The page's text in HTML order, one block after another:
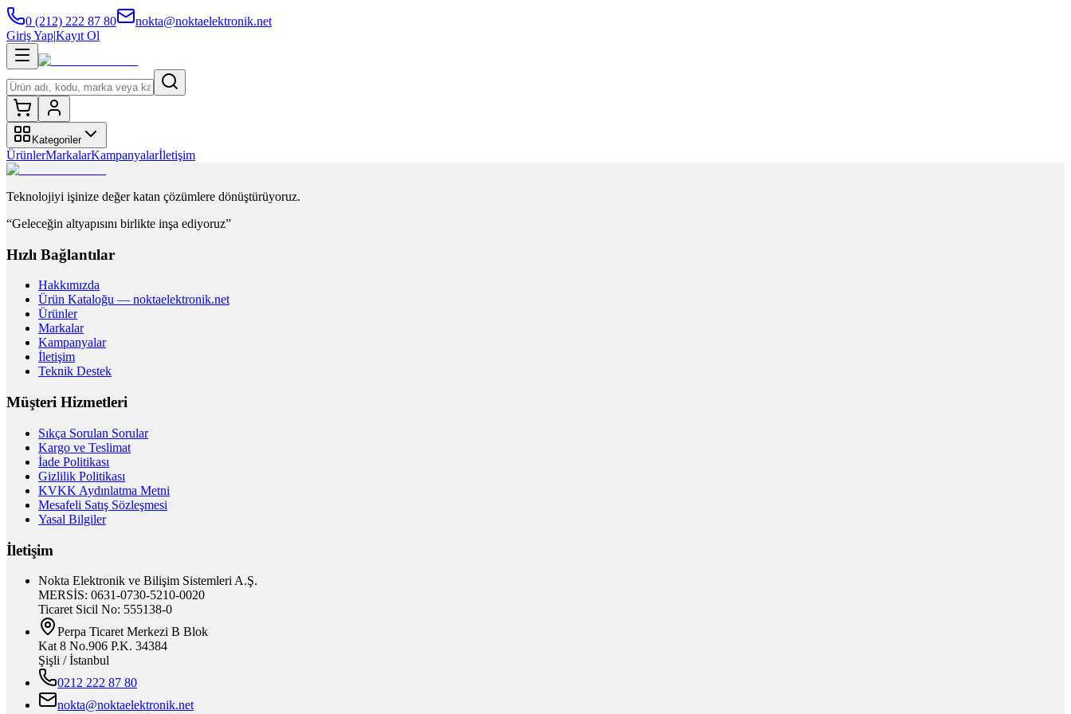
0 (212) 222 87 80
nokta@noktaelektronik.net
Giriş Yap|Kayıt Ol
Kategoriler
ÜrünlerMarkalarKampanyalarİletişim
Teknolojiyi işinize değer katan çözümlere dönüştürüyoruz.
“Geleceğin altyapısını birlikte inşa ediyoruz”
Hızlı Bağlantılar
Hakkımızda
Ürün Kataloğu — noktaelektronik.net
Ürünler
Markalar
Kampanyalar
İletişim
Teknik Destek
Müşteri Hizmetleri
Sıkça Sorulan Sorular
Kargo ve Teslimat
İade Politikası
Gizlilik Politikası
KVKK Aydınlatma Metni
Mesafeli Satış Sözleşmesi
Yasal Bilgiler
İletişim
Nokta Elektronik ve Bilişim Sistemleri A.Ş.
MERSİS: 0631-0730-5210-0020
Ticaret Sicil No: 555138-0
Perpa Ticaret Merkezi B Blok
Kat 8 No.906 P.K. 34384
Şişli / İstanbul
0212 222 87 80
nokta@noktaelektronik.net